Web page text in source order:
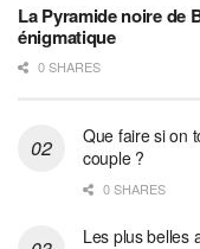
La Pyramide noire de
énigmatique
0 SHARES
Que faire si on
couple ?
0 SHARES
Les plus belles